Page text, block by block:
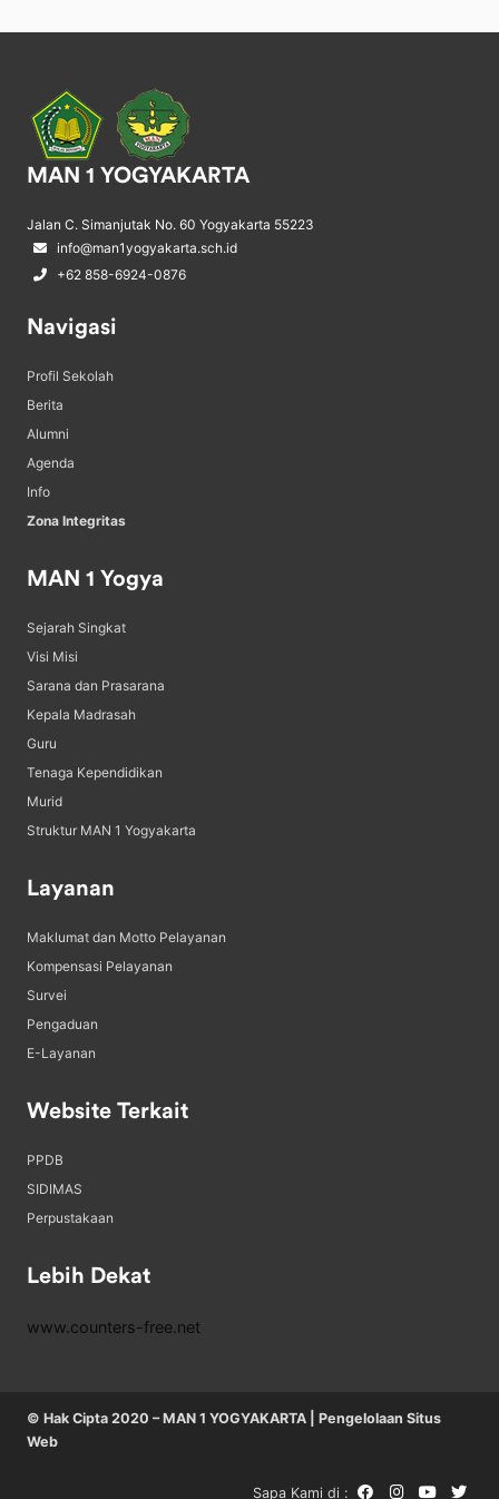
MAN 1 YOGYAKARTA
Jalan C. Simanjutak No. 60 Yogyakarta 55223
info@man1yogyakarta.sch.id
+62 858-6924-0876
Navigasi
Profil Sekolah
Berita
Alumni
Agenda
Info
Zona Integritas
MAN 1 Yogya
Sejarah Singkat
Visi Misi
Sarana dan Prasarana
Kepala Madrasah
Guru
Tenaga Kependidikan
Murid
Struktur MAN 1 Yogyakarta
Layanan
Maklumat dan Motto Pelayanan
Kompensasi Pelayanan
Survei
Pengaduan
E-Layanan
Website Terkait
PPDB
SIDIMAS
Perpustakaan
Lebih Dekat
www.counters-free.net
© Hak Cipta 2020 – MAN 1 YOGYAKARTA | Pengelolaan Situs
Web
Sapa Kami di :